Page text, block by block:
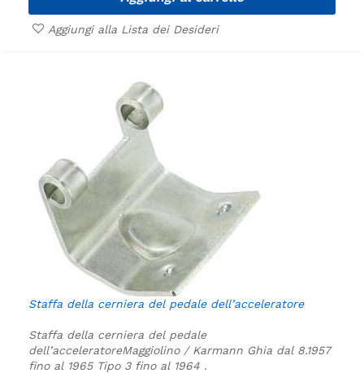
Aggiungi alla Lista dei Desideri
Staffa della cerniera del pedale dell’acceleratore
Staffa della cerniera del pedale
dell’acceleratoreMaggiolino / Karmann Ghia dal 8.1957
fino al 1965 Tipo 3 fino al 1964 .